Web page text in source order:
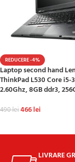
REDUCERE -4%
Laptop second hand
ThinkPad L530 Core i5-
2.60Ghz, 8GB ddr3,
490lei466lei
LIVRARE